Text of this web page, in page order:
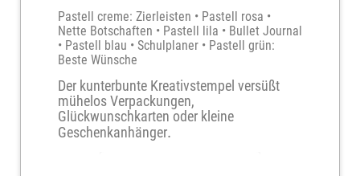
Pastell creme: Zierleisten • Pastell rosa •
Nette Botschaften • Pastell lila • Bullet Journal
• Pastell blau • Schulplaner • Pastell grün:
Beste Wünsche
Der kunterbunte Kreativstempel versüßt
mühelos Verpackungen,
Glückwunschkarten oder kleine
Geschenkanhänger.